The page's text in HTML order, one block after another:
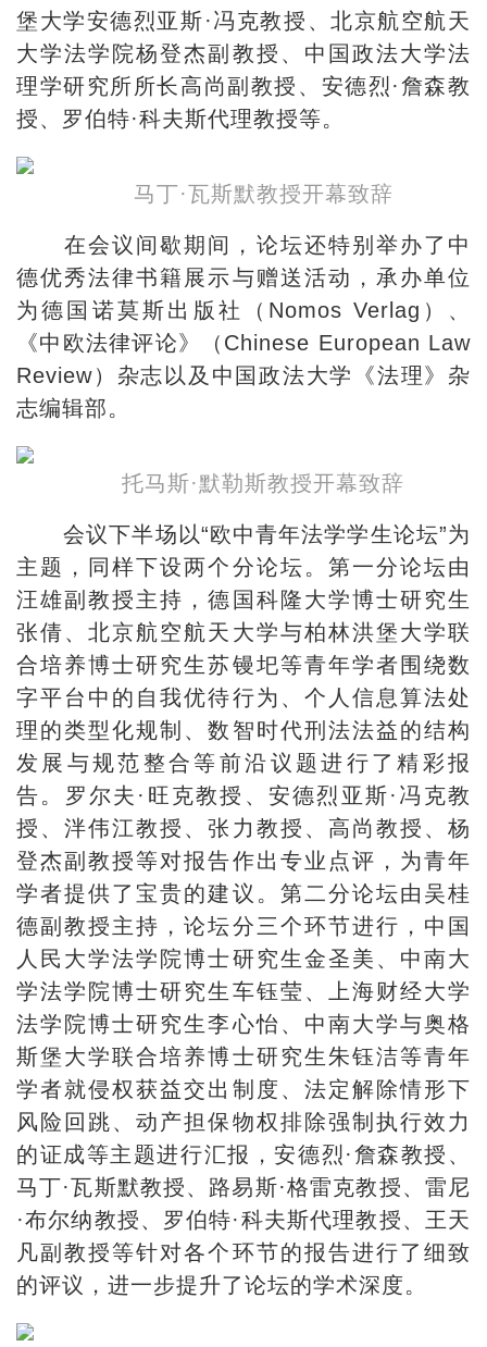
堡大学安德烈亚斯·冯克教授、北京航空航天
大学法学院杨登杰副教授、中国政法大学法
理学研究所所长高尚副教授、安德烈·詹森教
授、罗伯特·科夫斯代理教授等。
马丁·瓦斯默教授开幕致辞
在会议间歇期间，论坛还特别举办了中
德优秀法律书籍展示与赠送活动，承办单位
为德国诺莫斯出版社（Nomos Verlag）、
《中欧法律评论》（Chinese European Law
Review）杂志以及中国政法大学《法理》杂
志编辑部。
托马斯·默勒斯教授开幕致辞
会议下半场以“欧中青年法学学生论坛”为
主题，同样下设两个分论坛。第一分论坛由
汪雄副教授主持，德国科隆大学博士研究生
张倩、北京航空航天大学与柏林洪堡大学联
合培养博士研究生苏镘圯等青年学者围绕数
字平台中的自我优待行为、个人信息算法处
理的类型化规制、数智时代刑法法益的结构
发展与规范整合等前沿议题进行了精彩报
告。罗尔夫·旺克教授、安德烈亚斯·冯克教
授、泮伟江教授、张力教授、高尚教授、杨
登杰副教授等对报告作出专业点评，为青年
学者提供了宝贵的建议。第二分论坛由吴桂
德副教授主持，论坛分三个环节进行，中国
人民大学法学院博士研究生金圣美、中南大
学法学院博士研究生车钰莹、上海财经大学
法学院博士研究生李心怡、中南大学与奥格
斯堡大学联合培养博士研究生朱钰洁等青年
学者就侵权获益交出制度、法定解除情形下
风险回跳、动产担保物权排除强制执行效力
的证成等主题进行汇报，安德烈·詹森教授、
马丁·瓦斯默教授、路易斯·格雷克教授、雷尼
·布尔纳教授、罗伯特·科夫斯代理教授、王天
凡副教授等针对各个环节的报告进行了细致
的评议，进一步提升了论坛的学术深度。